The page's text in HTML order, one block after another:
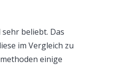
sehr beliebt. Das
im Vergleich zu
einige